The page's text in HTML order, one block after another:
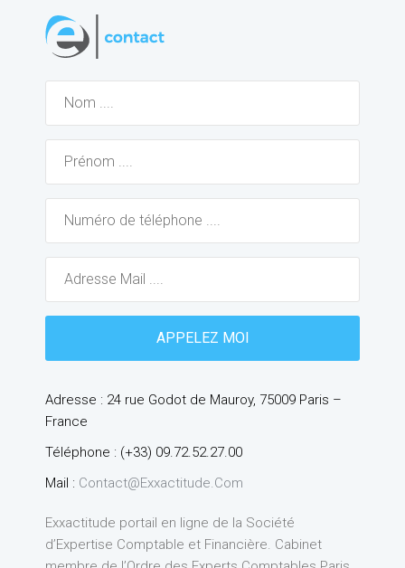
Adresse : 24 rue Godot de Mauroy, 75009 Paris –
France
Téléphone : (+33) 09.72.52.27.00
Mail : Contact@exxactitude.com
Exxactitude portail en ligne de la Société
d’Expertise Comptable et Financière. Cabinet